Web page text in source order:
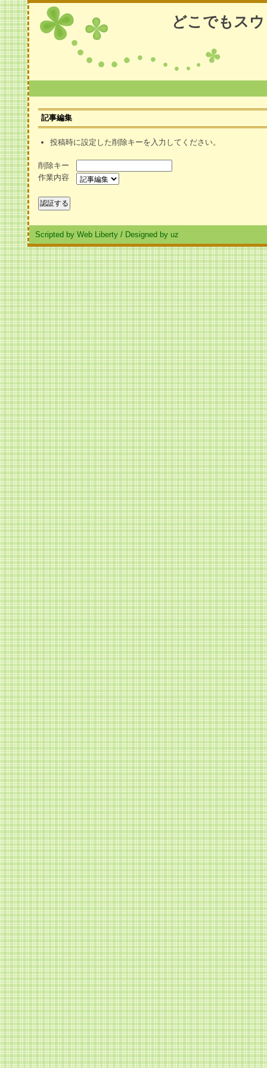
どこでもス
記事編集
投稿時に設定した削除キーを入力してください。
削除キー
作業内容
Scripted by Web Liberty / Designed by uz